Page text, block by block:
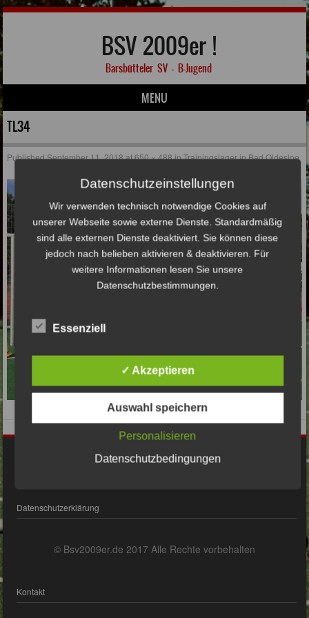
BSV 2009er !
Barsbütteler SV – B-Jugend
MENU
Skip to content
TL34
PublishedSeptember 11, 2018at650 × 488inTrainingslager in Bad Oldesloe
Datenschutzerklärung
© Bsv2009er.de 2017 Alle Rechte vorbehalten
Kontakt
Datenschutzeinstellungen
Wir verwenden technisch notwendige Cookies auf
unserer Webseite sowie externe Dienste. Standardmäßig
sind alle externen Dienste deaktiviert. Sie können diese
jedoch nach belieben aktivieren & deaktivieren. Für
weitere Informationen lesen Sie unsere
Datenschutzbestimmungen.
Essenziell
✓ Akzeptieren
Auswahl speichern
Personalisieren
Datenschutzbedingungen